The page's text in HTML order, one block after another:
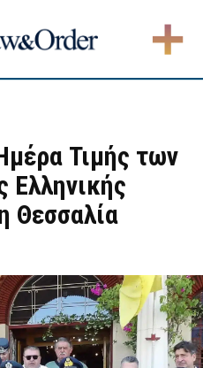
Τιμής των
Θεσσαλία